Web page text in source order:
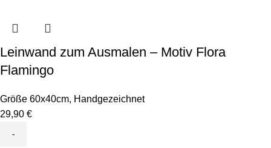
Leinwand zum Ausmalen – Motiv Flora
Flamingo
Größe 60x40cm, Handgezeichnet
29,90 €